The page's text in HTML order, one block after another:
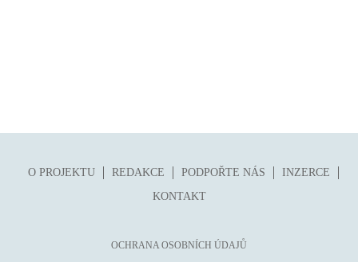
O PROJEKTU REDAKCE PODPOŘTE NÁS
INZERCE
KONTAKT
OCHRANA OSOBNÍCH ÚDAJŮ